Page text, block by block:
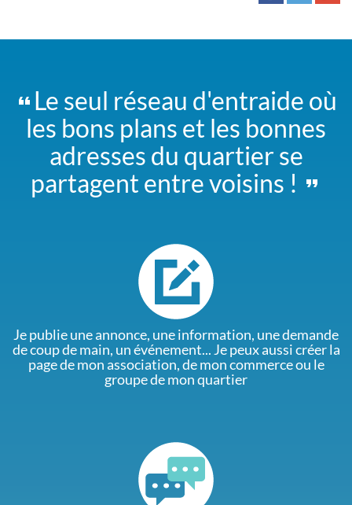
Le seul réseau d'entraide où
les bons plans et les bonnes
adresses du quartier se
partagent entre voisins !
Je publie une annonce, une information, une demande
de coup de main, un événement... Je peux aussi créer la
page de mon association, de mon commerce ou le
groupe de mon quartier